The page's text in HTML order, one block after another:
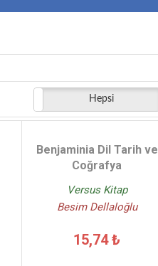
Hepsi
Benjaminia Dil Tarih ve
Coğrafya
Versus Kitap
Besim Dellaloğlu
15,74 ₺